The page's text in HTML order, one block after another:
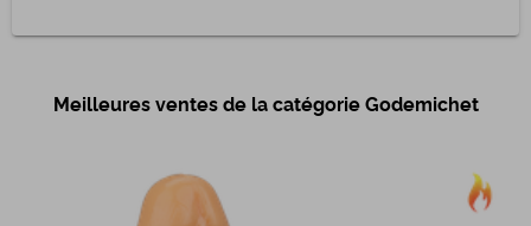
Meilleures ventes de la catégorie Godemichet